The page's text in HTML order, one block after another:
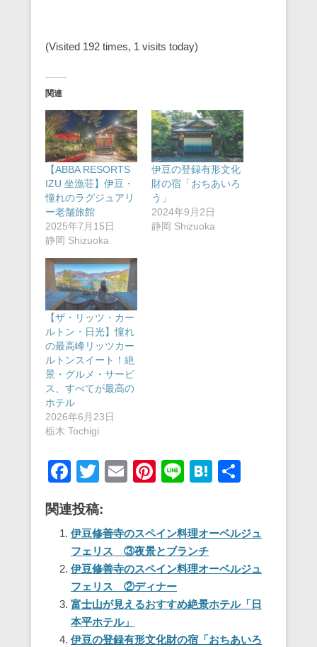
(Visited 192 times, 1 visits today)
関連
【ABBA RESORTS
IZU 坐漁荘】伊豆・
憧れのラグジュアリ
ー老舗旅館
2025年7月15日
静岡 Shizuoka
伊豆の登録有形文化
財の宿「おちあいろ
う」
2024年9月2日
静岡 Shizuoka
【ザ・リッツ・カー
ルトン・日光】憧れ
の最高峰リッツカー
ルトンスイート！絶
景・グルメ・サービ
ス、すべてが最高の
ホテル
2026年6月23日
栃木 Tochigi
F
c
e
b
o
o
k
T
tt
er
E
Pi
e
st
Li
H
n
a
関連投稿:
伊豆修善寺のスペイン料理オーベルジュ
フェリス ③夜景とブランチ
伊豆修善寺のスペイン料理オーベルジュ
フェリス ②ディナー
富士山が見えるおすすめ絶景ホテル「日
本平ホテル」
伊豆の登録有形文化財の宿「おちあいろ